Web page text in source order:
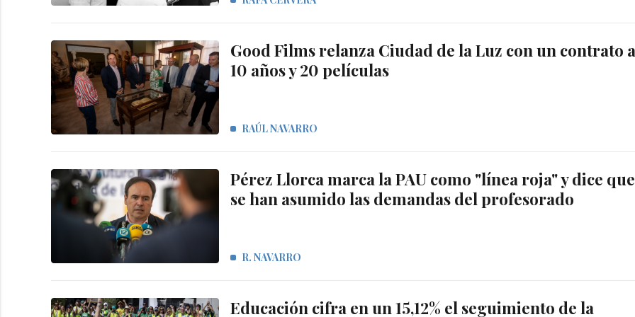
Good Films relanza Ciudad de la Luz con un contrato
10 años y 20 películas
RAÚL NAVARRO
Pérez Llorca marca la PAU como "línea roja" y dice que
se han asumido las demandas del profesorado
R. NAVARRO
Educación cifra en un 15,12% el seguimiento de la